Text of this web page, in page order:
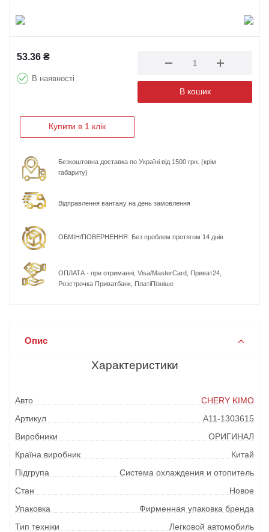
53.36 ₴
В наявності
В кошик
Купити в 1 клік
Безкоштовна доставка по Україні від 1500 грн. (крім
габариту)
Відправлення вантажу на день замовлення
ОБМІН/ПОВЕРНЕННЯ: Без проблем протягом 14 днів
ОПЛАТА - при отриманні, Visa/MasterCard, Приват24,
Розстрочка Приватбанк, ПлатіПізніше
Опис
Характеристики
Авто
CHERY KIMO
Артикул
A11-1303615
Виробники
ОРИГИНАЛ
Країна виробник
Китай
Підгрупа
Система охлаждения и отопитель
Стан
Новое
Упаковка
Фирменная упаковка бренда
Тип техніки
Легковой автомобиль